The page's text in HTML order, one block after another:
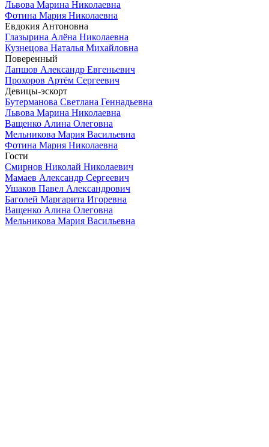
Львова Марина Николаевна
Фотина Мария Николаевна
Евдокия Антоновна
Глазырина Алёна Николаевна
Кузнецова Наталья Михайловна
Поверенный
Лапшов Александр Евгеньевич
Прохоров Артём Сергеевич
Девицы-эскорт
Бутерманова Светлана Геннадьевна
Львова Марина Николаевна
Ващенко Алина Олеговна
Мельникова Мария Васильевна
Фотина Мария Николаевна
Гости
Смирнов Николай Николаевич
Мамаев Александр Сергеевич
Ушаков Павел Александрович
Баголей Маргарита Игоревна
Ващенко Алина Олеговна
Мельникова Мария Васильевна